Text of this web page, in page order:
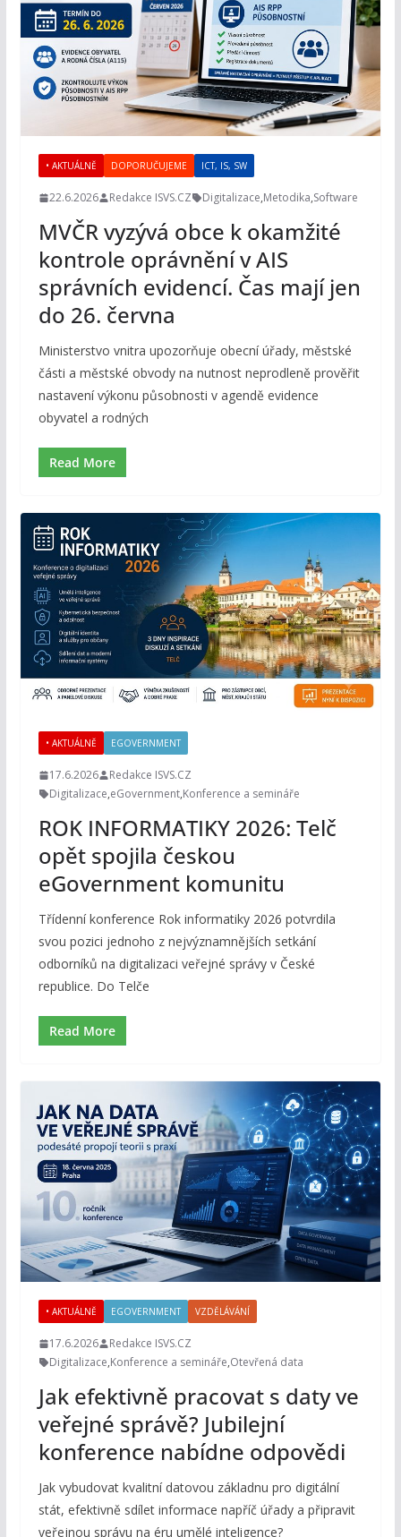
• AKTUÁLNĚ DOPORUČUJEME ICT, IS, SW
22.6.2026 Redakce ISVS.CZ Digitalizace,Metodika,Software
MVČR vyzývá obce k okamžité
kontrole oprávnění v AIS
správních evidencí. Čas mají jen
do 26. června
Ministerstvo vnitra upozorňuje obecní úřady, městské
části a městské obvody na nutnost neprodleně prověřit
nastavení výkonu působnosti v agendě evidence
obyvatel a rodných
Read More
• AKTUÁLNĚ EGOVERNMENT
17.6.2026
Redakce ISVS.CZ
Digitalizace,eGovernment,Konference a semináře
ROK INFORMATIKY 2026: Telč
opět spojila českou
eGovernment komunitu
Třídenní konference Rok informatiky 2026 potvrdila
svou pozici jednoho z nejvýznamnějších setkání
odborníků na digitalizaci veřejné správy v České
republice. Do Telče
Read More
• AKTUÁLNĚ EGOVERNMENT VZDĚLÁVÁNÍ
17.6.2026
Redakce ISVS.CZ
Digitalizace,Konference a semináře,Otevřená data
Jak efektivně pracovat s daty ve
veřejné správě? Jubilejní
konference nabídne odpovědi
Jak vybudovat kvalitní datovou základnu pro digitální
stát, efektivně sdílet informace napříč úřady a připravit
veřejnou správu na éru umělé inteligence?